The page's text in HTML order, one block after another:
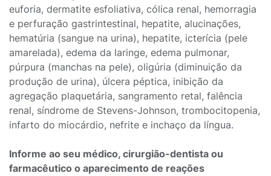
euforia, dermatite esfoliativa, cólica renal, hemorragia
e perfuração gastrintestinal, hepatite, alucinações,
hematúria (sangue na urina), hepatite, icterícia (pele
amarelada), edema da laringe, edema pulmonar,
púrpura (manchas na pele), oligúria (diminuição da
produção de urina), úlcera péptica, inibição da
agregação plaquetária, sangramento retal, falência
renal, síndrome de Stevens-Johnson, trombocitopenia,
infarto do miocárdio, nefrite e inchaço da língua.
Informe ao seu médico, cirurgião-dentista ou
farmacêutico o aparecimento de reações